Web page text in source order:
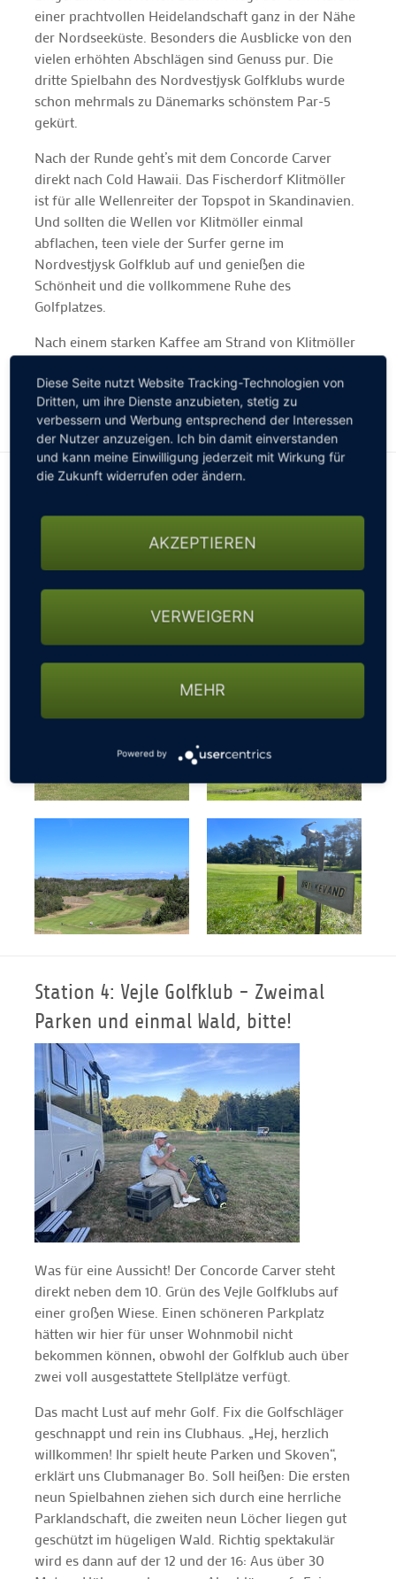
einer prachtvollen Heidelandschaft ganz in der Nähe
der Nordseeküste. Besonders die Ausblicke von den
vielen erhöhten Abschlägen sind Genuss pur. Die
dritte Spielbahn des Nordvestjysk Golfklubs wurde
schon mehrmals zu Dänemarks schönstem Par-5
gekürt.
Nach der Runde geht’s mit dem Concorde Carver
direkt nach Cold Hawaii. Das Fischerdorf Klitmöller
ist für alle Wellenreiter der Topspot in Skandinavien.
Und sollten die Wellen vor Klitmöller einmal
abflachen, teen viele der Surfer gerne im
Nordvestjysk Golfklub auf und genießen die
Schönheit und die vollkommene Ruhe des
Golfplatzes.
Nach einem starken Kaffee am Strand von Klitmöller
Adventure Reise in Angriff: Von der Nordsee geht’s
an die Ostsee.
Station 4: Vejle Golfklub - Zweimal
Parken und einmal Wald, bitte!
Was für eine Aussicht! Der Concorde Carver steht
direkt neben dem 10. Grün des Vejle Golfklubs auf
einer großen Wiese. Einen schöneren Parkplatz
hätten wir hier für unser Wohnmobil nicht
bekommen können, obwohl der Golfklub auch über
zwei voll ausgestattete Stellplätze verfügt.
Das macht Lust auf mehr Golf. Fix die Golfschläger
geschnappt und rein ins Clubhaus. „Hej, herzlich
willkommen! Ihr spielt heute Parken und Skoven“,
erklärt uns Clubmanager Bo. Soll heißen: Die ersten
neun Spielbahnen ziehen sich durch eine herrliche
Parklandschaft, die zweiten neun Löcher liegen gut
geschützt im hügeligen Wald. Richtig spektakulär
wird es dann auf der 12 und der 16: Aus über 30
Diese Seite nutzt Website Tracking-Technologien von
Dritten, um ihre Dienste anzubieten, stetig zu
verbessern und Werbung entsprechend der Interessen
der Nutzer anzuzeigen. Ich bin damit einverstanden
und kann meine Einwilligung jederzeit mit Wirkung für
die Zukunft widerrufen oder ändern.
AKZEPTIEREN
VERWEIGERN
MEHR
Powered by